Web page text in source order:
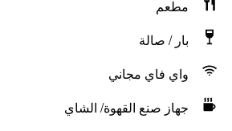
مطعم
بار / صالة
واي فاي مجاني
جهاز صنع القهوة/ الشاي